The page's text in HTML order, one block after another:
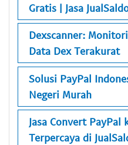
Gratis | Jasa
Dexscanner:
Data Dex Terakurat
Solusi PayPal
Negeri Murah
Jasa Convert PayPal
Terpercaya di